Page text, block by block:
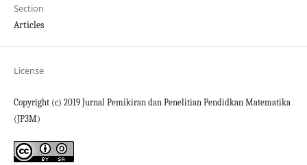
Section
Articles
License
Copyright (c) 2019 Jurnal Pemikiran dan Penelitian Pendidkan Matematika
(JP3M)